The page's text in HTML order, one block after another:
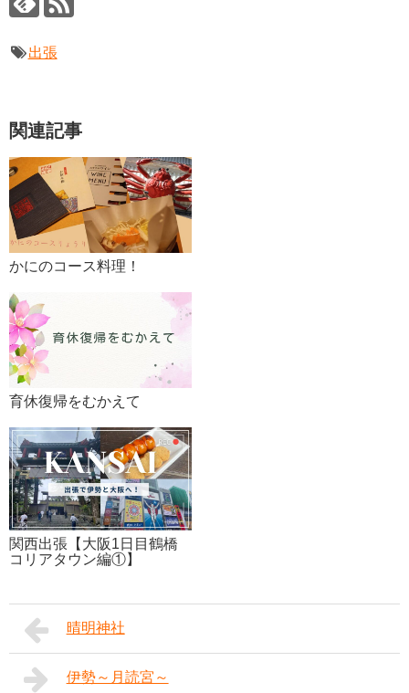
出張
関連記事
かにのコース料理！
育休復帰をむかえて
関西出張【大阪1日目鶴橋
コリアタウン編①】
晴明神社
伊勢～月読宮～